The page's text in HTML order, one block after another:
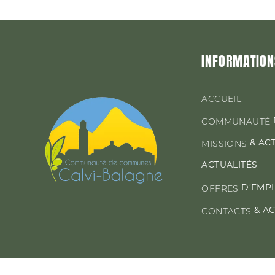
ACCUEIL
COMMUNAUTÉ
MISSIONS&
ACTUALITÉS
OFFRES
CONTACTS&